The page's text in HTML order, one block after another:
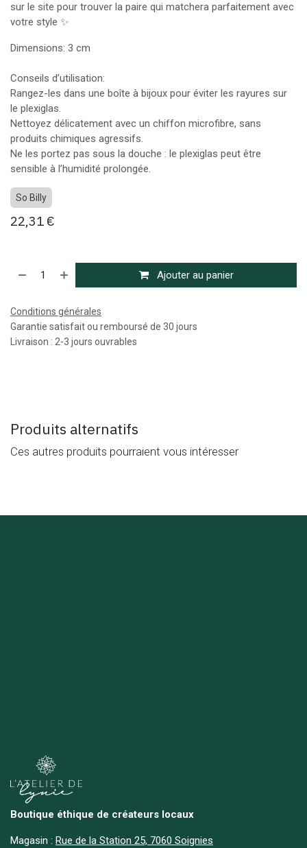
sur le site pour trouver la paire qui matchera parfaitement avec
votre style ✨
Dimensions: 3 cm
Conseils d’utilisation:
Rangez-les dans une boîte à bijoux pour éviter les rayures sur
le plexiglas.
Nettoyez délicatement avec un chiffon microfibre, sans
produits chimiques agressifs.
Ne les portez pas sous la douche : le plexiglas peut être
sensible à l’humidité prolongée.
So Billy
22,31 €
Ajouter au panier
Conditions générales
Garantie satisfait ou remboursé de 30 jours
Livraison : 2-3 jours ouvrables
Produits alternatifs
Ces autres produits pourraient vous intéresser
Boutique éthique de créateurs locaux
Magasin : Rue de la Station 25, 7060 Soignies